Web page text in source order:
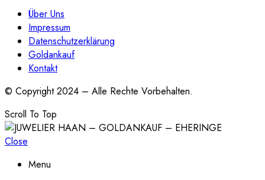
Über Uns
Impressum
Datenschutzerklärung
Goldankauf
Kontakt
© Copyright 2024 – Alle Rechte Vorbehalten.
Scroll To Top
Close
Menu